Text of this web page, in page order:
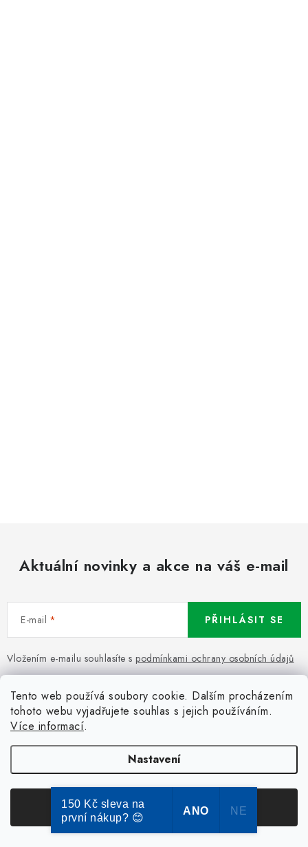
Tento web používá soubory cookie. Dalším procházením
tohoto webu vyjadřujete souhlas s jejich používáním.
Více informací.
Nastavení
Souhlasím
Aktuální novinky a akce na váš e-mail
E-mail
Vložením e-mailu souhlasíte s podmínkami ochrany osobních údajů
PŘIHLÁSIT SE
Pomůžeme vám s výběrem
Potřebujete s něčím poradit? Jsme tu pro vás!
obchod@dokose.cz
+420 773 111 269
+420 773 111 269
150 Kč sleva na
první nákup? 😊
ANO NE